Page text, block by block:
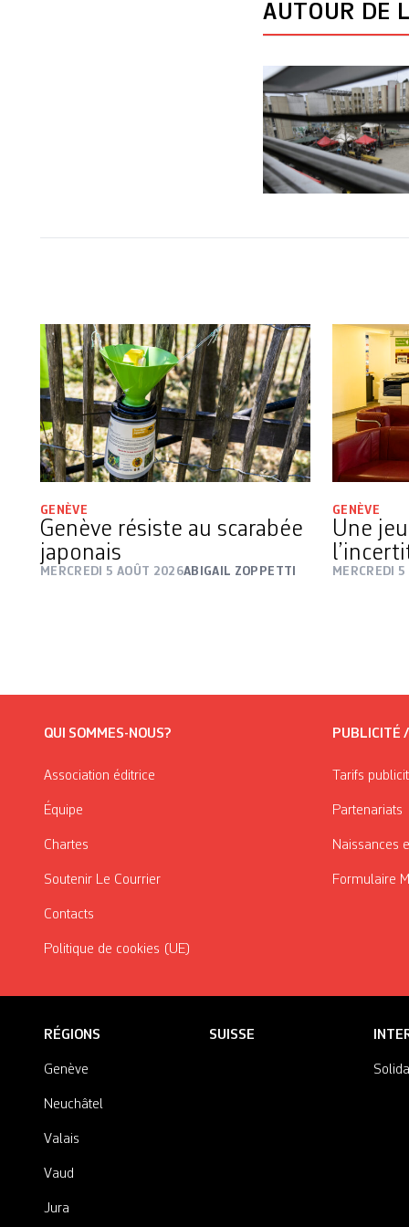
AUTOUR DE
GENÈVE
Genève résiste au scarabée
japonais
MERCREDI 5 AOÛT 2026ABIGAIL ZOPPETTI
GENÈVE
Une
MERCREDI
QUI SOMMES-NOUS?
Association éditrice
Équipe
Chartes
Soutenir Le Courrier
Contacts
Politique de cookies (UE)
PUBLICITÉ
Tarifs
Partenariats
Naissances
Formulaire
RÉGIONS
Genève
Neuchâtel
Valais
Vaud
Jura
SUISSE